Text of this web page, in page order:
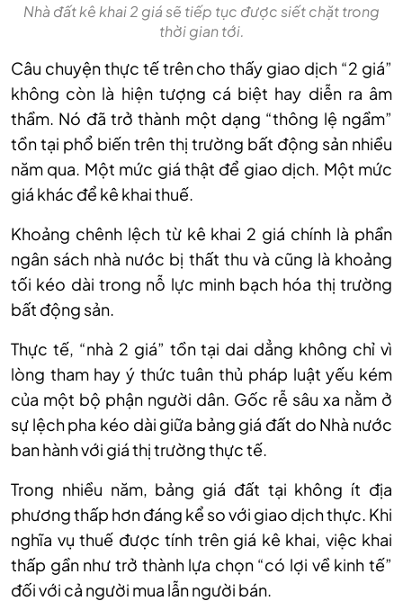
Nhà đất kê khai 2 giá sẽ tiếp tục được siết chặt trong
thời gian tới.
Câu chuyện thực tế trên cho thấy giao dịch “2 giá”
không còn là hiện tượng cá biệt hay diễn ra âm
thầm. Nó đã trở thành một dạng “thông lệ ngầm”
tồn tại phổ biến trên thị trường bất động sản nhiều
năm qua. Một mức giá thật để giao dịch. Một mức
giá khác để kê khai thuế.
Khoảng chênh lệch từ kê khai 2 giá chính là phần
ngân sách nhà nước bị thất thu và cũng là khoảng
tối kéo dài trong nỗ lực minh bạch hóa thị trường
bất động sản.
Thực tế, “nhà 2 giá” tồn tại dai dẳng không chỉ vì
lòng tham hay ý thức tuân thủ pháp luật yếu kém
của một bộ phận người dân. Gốc rễ sâu xa nằm ở
sự lệch pha kéo dài giữa bảng giá đất do Nhà nước
ban hành với giá thị trường thực tế.
Trong nhiều năm, bảng giá đất tại không ít địa
phương thấp hơn đáng kể so với giao dịch thực. Khi
nghĩa vụ thuế được tính trên giá kê khai, việc khai
thấp gần như trở thành lựa chọn “có lợi về kinh tế”
đối với cả người mua lẫn người bán.